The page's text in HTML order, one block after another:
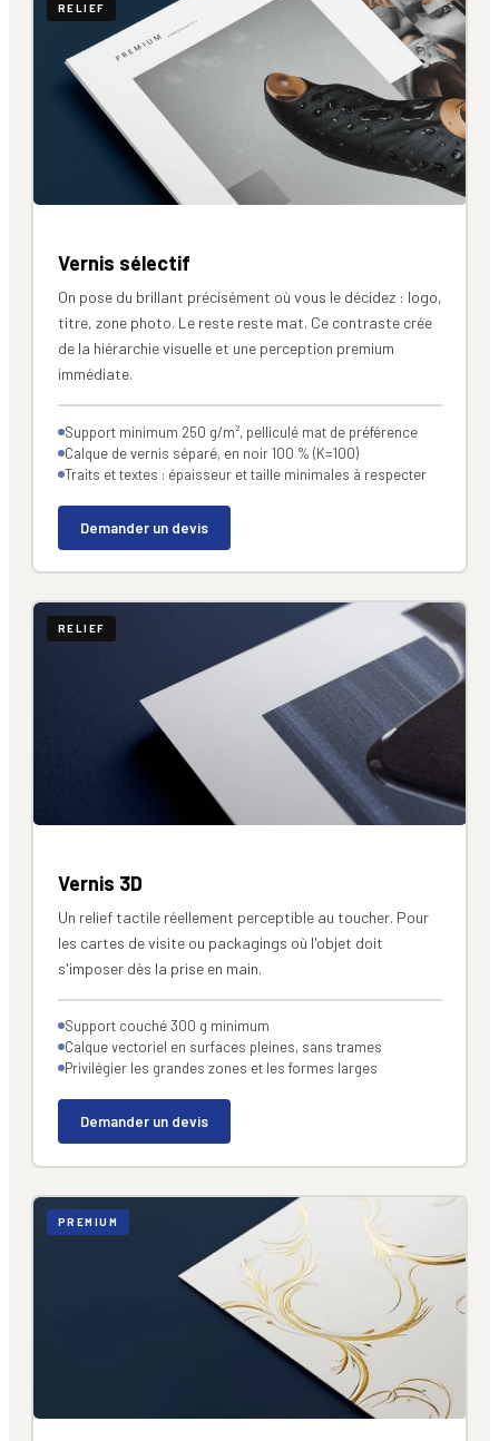
RELIEF
Vernis sélectif
On pose du brillant précisément où vous le décidez : logo,
titre, zone photo. Le reste reste mat. Ce contraste crée
de la hiérarchie visuelle et une perception premium
immédiate.
Support minimum 250 g/m², pelliculé mat de préférence
Calque de vernis séparé, en noir 100 % (K=100)
Traits et textes : épaisseur et taille minimales à respecter
Demander un devis
RELIEF
Vernis 3D
Un relief tactile réellement perceptible au toucher. Pour
les cartes de visite ou packagings où l'objet doit
s'imposer dès la prise en main.
Support couché 300 g minimum
Calque vectoriel en surfaces pleines, sans trames
Privilégier les grandes zones et les formes larges
Demander un devis
PREMIUM